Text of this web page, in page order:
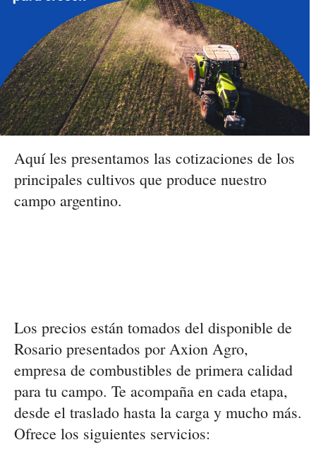
Aquí les presentamos las cotizaciones de los
principales cultivos que produce nuestro
campo argentino.
Los precios están tomados del disponible de
Rosario presentados porAxion Agro,
empresa de combustibles de primera calidad
para tu campo. Te acompaña en cada etapa,
desde el traslado hasta la carga y mucho más.
Ofrece los siguientes servicios: